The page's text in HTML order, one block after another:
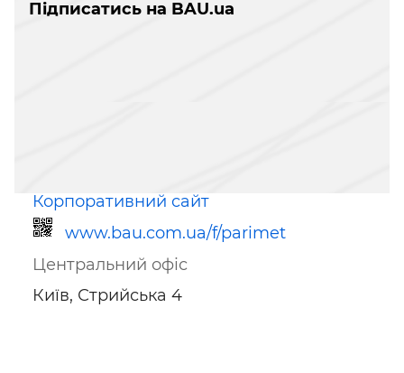
Підписатись на BAU.ua
Корпоративний сайт
www.bau.com.ua/f/parimet
Центральний офіс
Київ, Стрийська 4